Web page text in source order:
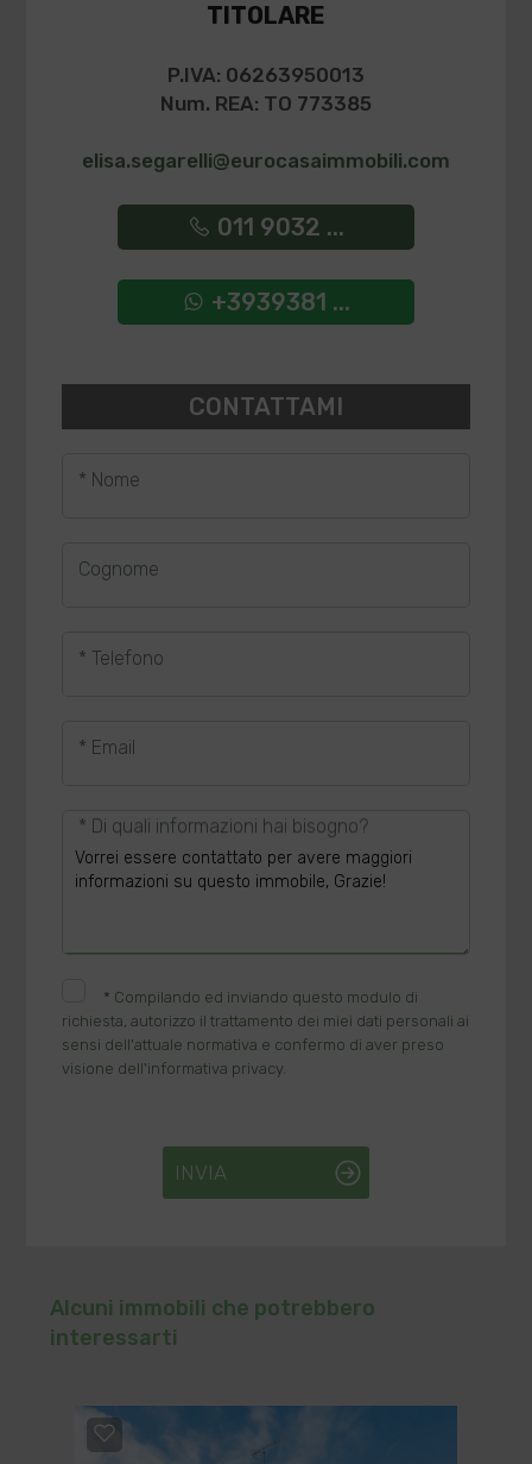
TITOLARE
P.IVA: 06263950013
Num. REA: TO 773385
elisa.segarelli@eurocasaimmobili.com
011 9032 ...
+3939381 ...
CONTATTAMI
* Nome
Cognome
* Telefono
* Email
* Di quali informazioni hai bisogno?
* Compilando ed inviando questo modulo di
richiesta, autorizzo il trattamento dei miei dati personali ai
sensi dell'attuale normativa e confermo di aver preso
visione dell'informativa privacy.
INVIA
Alcuni immobili che potrebbero
interessarti